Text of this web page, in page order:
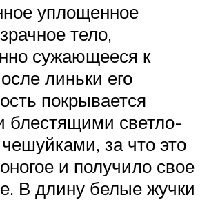
уплощенное
тело,
сужающееся к
линьки его
покрывается
блестящими светло-
за что это
и получило свое
В длину белые жучки